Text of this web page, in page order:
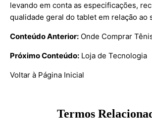
levando em conta as especificações,
qualidade geral do tablet em relação ao
Conteúdo Anterior: Onde Comprar
Próximo Conteúdo: Loja de Tecnologia
Voltar à Página Inicial
Termos